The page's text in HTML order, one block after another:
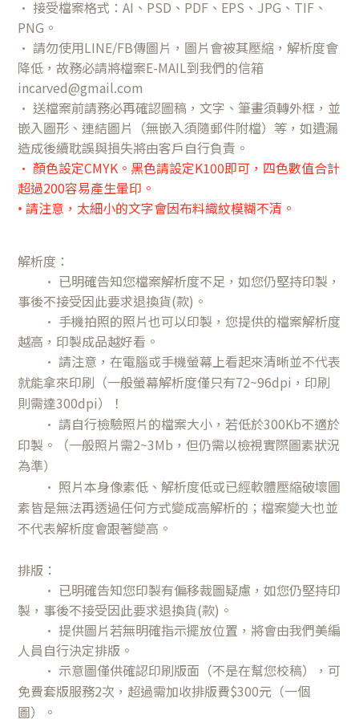
• 接受檔案格式：AI、PSD、PDF、EPS、JPG、TIF、
PNG。
• 請勿使用LINE/FB傳圖片，圖片會被其壓縮，解析度會
降低，故務必請將檔案E-MAIL到我們的信箱
incarved@gmail.com
• 送檔案前請務必再確認圖稿，文字 、筆畫須轉外框，並
嵌入圖形、連結圖片（無嵌入須隨郵件附檔）等，如遺漏
造成後續耽誤與損失將由客戶自行負責。
• 顏色設定CMYK。黑色請設定K100即可，四色數值合計
超過200容易產生暈印。
• 請注意，太細小的文字會因布料織紋模糊不清。
解析度：
• 已明確告知您檔案解析度不足，如您仍堅持印製，
事後不接受因此要求退換貨(款)。
• 手機拍照的照片也可以印製，您提供的檔案解析度
越高，印製成品越好看。
• 請注意，在電腦或手機螢幕上看起來清晰並不代表
就能拿來印刷（一般螢幕解析度僅只有72~96dpi，印刷
則需達300dpi）！
• 請自行檢驗照片的檔案大小，若低於300Kb不適於
印製。（一般照片需2~3Mb，但仍需以檢視實際圖素狀況
為準）
• 照片本身像素低、解析度低或已經軟體壓縮破壞圖
素皆是無法再透過任何方式變成高解析的；檔案變大也並
不代表解析度會跟著變高。
排版：
• 已明確告知您印製有偏移裁圖疑慮 ，如您仍堅持印
製，事後不接受因此要求退換貨(款)。
• 提供圖片若無明確指示擺放位置，將會由我們美編
人員自行決定排版。
• 示意圖僅供確認印刷版面（不是在幫您校稿），可
免費套版服務2次，超過需加收排版費$300元（一個
圖）。